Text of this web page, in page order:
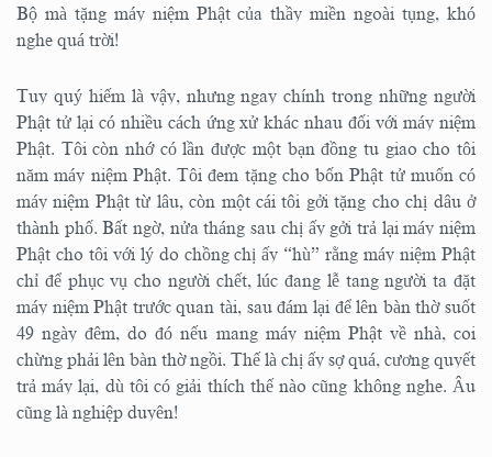
Bộ mà tặng máy niệm Phật của thầy miền ngoài tụng, khó
nghe quá trời!
Tuy quý hiếm là vậy, nhưng ngay chính trong những người
Phật tử lại có nhiều cách ứng xử khác nhau đối với máy niệm
Phật. Tôi còn nhớ có lần được một bạn đồng tu giao cho tôi
năm máy niệm Phật. Tôi đem tặng cho bốn Phật tử muốn có
máy niệm Phật từ lâu, còn một cái tôi gởi tặng cho chị dâu ở
thành phố. Bất ngờ, nửa tháng sau chị ấy gởi trả lại máy niệm
Phật cho tôi với lý do chồng chị ấy “hù” rằng máy niệm Phật
chỉ để phục vụ cho người chết, lúc đang lễ tang người ta đặt
máy niệm Phật trước quan tài, sau đám lại để lên bàn thờ suốt
49 ngày đêm, do đó nếu mang máy niệm Phật về nhà, coi
chừng phải lên bàn thờ ngồi. Thế là chị ấy sợ quá, cương quyết
trả máy lại, dù tôi có giải thích thế nào cũng không nghe. Âu
cũng là nghiệp duyên!